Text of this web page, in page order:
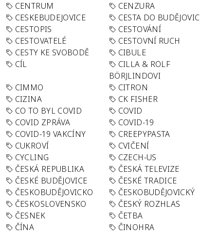
CENTRUM
CENZURA
CESKEBUDEJOVICE
CESTA DO BUDĚJOVIC
CESTOPIS
CESTOVÁNÍ
CESTOVATELÉ
CESTOVNÍ RUCH
CESTY KE SVOBODĚ
CIBULE
CÍL
CILLA & ROLF
BÖRJLINDOVI
CIMMO
CITRON
CIZINA
CK FISHER
CO TO BYL COVID
COVID
COVID ZPRÁVA
COVID-19
COVID-19 VAKCÍNY
CREEPYPASTA
CUKROVÍ
CVIČENÍ
CYCLING
CZECH-US
ČESKÁ REPUBLIKA
ČESKÁ TELEVIZE
ČESKÉ BUDĚJOVICE
ČESKÉ TRADICE
ČESKOBUDĚJOVICKO
ČESKOBUDĚJOVICKÝ
ČESKOSLOVENSKO
ČESKÝ ROZHLAS
ČESNEK
ČETBA
ČÍNA
ČINOHRA